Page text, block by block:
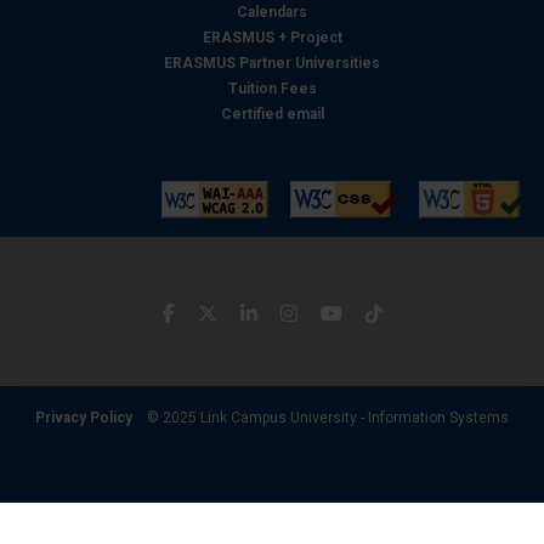
Calendars
ERASMUS + Project
ERASMUS Partner Universities
Tuition Fees
Certified email
Privacy Policy © 2025 Link Campus University - Information Systems